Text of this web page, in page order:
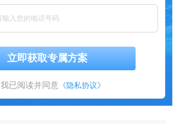
立即获取专属方案
我已阅读并同意 《隐私协议》